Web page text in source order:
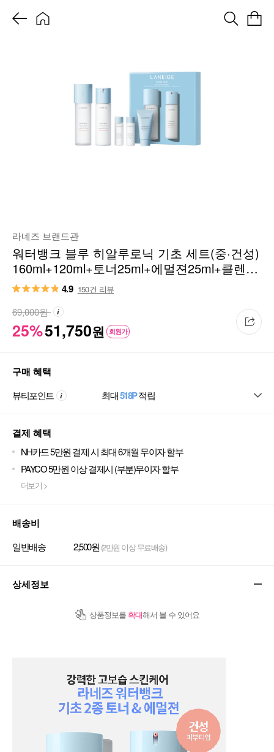
라네즈 브랜드관
워터뱅크 블루 히알루로닉 기초 세트(중·건성)
160ml+120ml+토너25ml+에멀젼25ml+클렌징
폼30g
4.9 150건 리뷰
25%51,750원 회원가
69,000원
구매 혜택
뷰티포인트 최대518P적립
결제 혜택
NH카드 5만원 결제 시 최대 6개월 무이자 할부
PAYCO 5만원 이상 결제시 (부분)무이자 할부
더보기 >
배송비
일반배송 2,500원 (2만원 이상 무료배송)
상세정보
상품정보를 확대해서 볼 수 있어요